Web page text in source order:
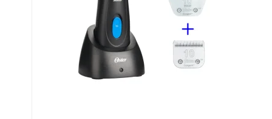
Tilbehør til klippemaskiner
Olie produkter
Horizont
Kerbl
Clipster